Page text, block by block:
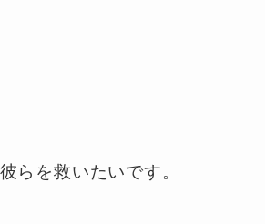
らを救いたいです。